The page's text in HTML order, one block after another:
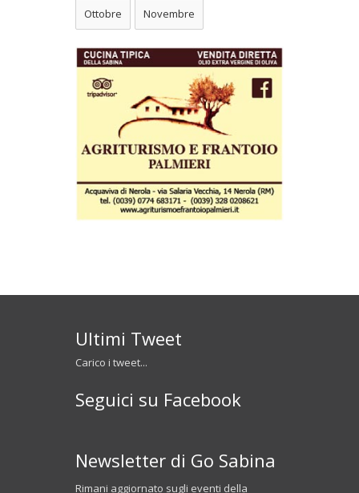
Ottobre Novembre
Ultimi Tweet
Carico i tweet...
Seguici su Facebook
Newsletter di Go Sabina
Rimani aggiornato sugli eventi della